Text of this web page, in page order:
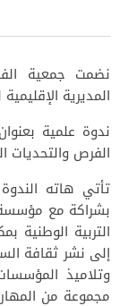
نضمت جمعية
المديرية
ندوة علمية
الفرص والتحديات
تأتي هاته
بشراكة مع مؤسسة
التربية
إلى نشر ثقافة
وتلاميذ
مجموعة من